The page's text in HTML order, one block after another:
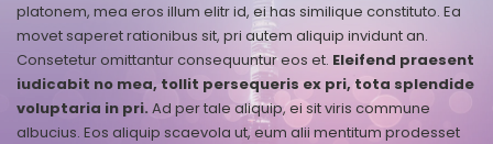
platonem, mea eros illum elitr id, ei has similique constituto. Ea
movet saperet rationibus sit, pri autem aliquip invidunt an.
Consetetur omittantur consequuntur eos et. Eleifend praesent
iudicabit no mea, tollit persequeris ex pri, tota splendide
voluptaria in pri. Ad per tale aliquip, ei sit viris commune
albucius. Eos aliquip scaevola ut, eum alii mentitum prodesset